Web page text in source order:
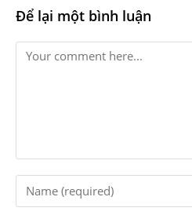
Để lại một bình luận